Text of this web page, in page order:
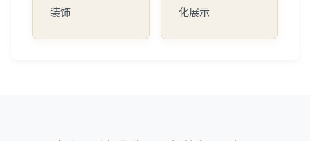
装饰
化展示